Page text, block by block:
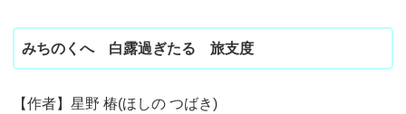
みちのくへ 白露過ぎたる 旅支度
【作者】星野 椿(ほしの つばき)